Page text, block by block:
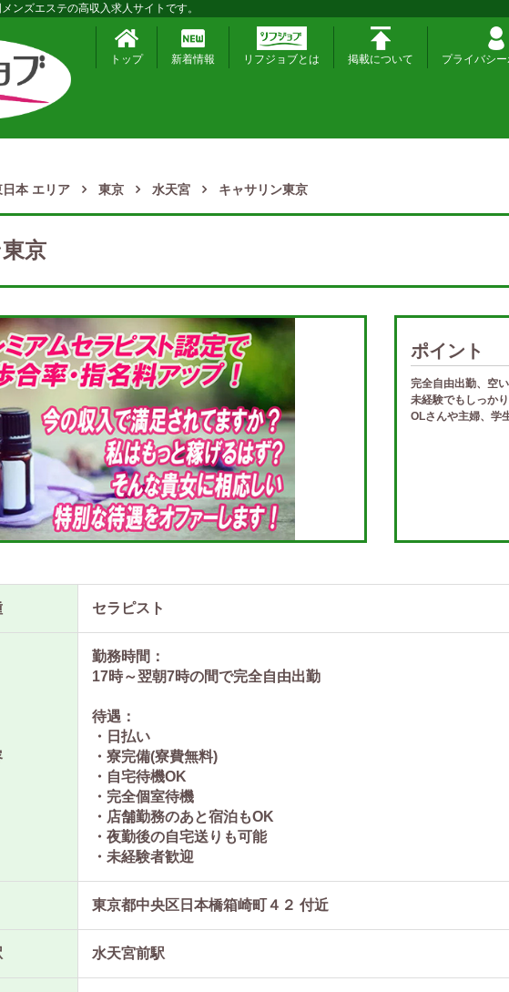
ンズエステの高収入求人サイトです。
トップ 新着情報 リフジョブとは 掲載について プライバシ
日本 エリア 東京 水天宮 キャサリン東京
京
ポイント
完全自由出勤、空
未経験でもしっか
OLさんや主婦、学
セラピスト
勤務時間：
17時～翌朝7時の間で完全自由出勤
待遇：
・日払い
・寮完備(寮費無料)
・自宅待機OK
・完全個室待機
・店舗勤務のあと宿泊もOK
・夜勤後の自宅送りも可能
・未経験者歓迎
東京都中央区日本橋箱崎町４２ 付近
水天宮前駅